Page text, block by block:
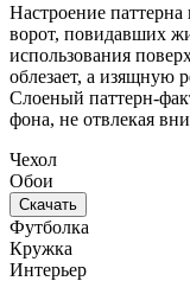
Настроение
ворот, повидавших
использования
облезает, а изящную
Слоеный паттерн-
фона, не отвлекая
Чехол
Обои
Скачать
Футболка
Кружка
Интерьер